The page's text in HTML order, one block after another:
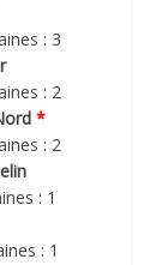
: 3
: 2
*
: 2
: 1
: 1